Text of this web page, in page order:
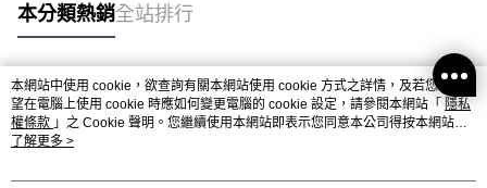
本分類熱銷全站排行
熱門標籤
本網站中使用 cookie，欲查詢有關本網站使用 cookie 方式之詳情，及若您不希
望在電腦上使用 cookie 時應如何變更電腦的 cookie 設定，請參閱本網站「 隱私
權條款 」之 Cookie 聲明。您繼續使用本網站即表示您同意本公司得按本網站使
用條款之 Cookie 聲明使用 cookie。
了解更多 >